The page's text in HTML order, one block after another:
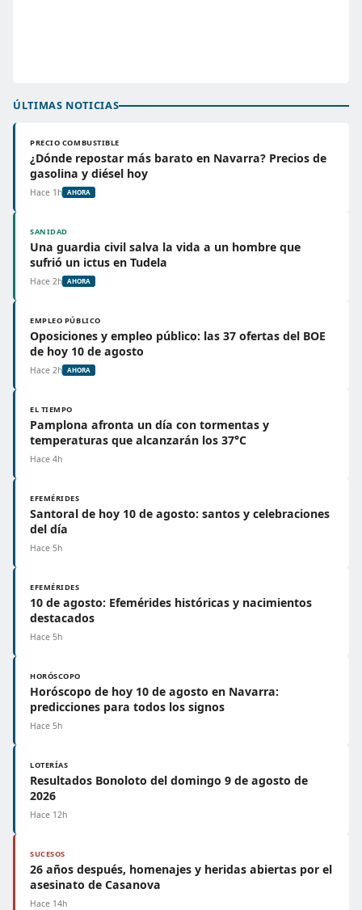
ÚLTIMAS NOTICIAS
PRECIO COMBUSTIBLE
¿Dónde repostar más barato en Navarra? Precios de
gasolina y diésel hoy
Hace 1h AHORA
SANIDAD
Una guardia civil salva la vida a un hombre que
sufrió un ictus en Tudela
Hace 2h AHORA
EMPLEO PÚBLICO
Oposiciones y empleo público: las 37 ofertas del BOE
de hoy 10 de agosto
Hace 2h AHORA
EL TIEMPO
Pamplona afronta un día con tormentas y
temperaturas que alcanzarán los 37°C
Hace 4h
EFEMÉRIDES
Santoral de hoy 10 de agosto: santos y celebraciones
del día
Hace 5h
EFEMÉRIDES
10 de agosto: Efemérides históricas y nacimientos
destacados
Hace 5h
HORÓSCOPO
Horóscopo de hoy 10 de agosto en Navarra:
predicciones para todos los signos
Hace 5h
LOTERÍAS
Resultados Bonoloto del domingo 9 de agosto de
2026
Hace 12h
SUCESOS
26 años después, homenajes y heridas abiertas por el
asesinato de Casanova
Hace 14h